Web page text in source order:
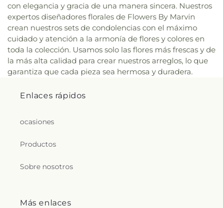
con elegancia y gracia de una manera sincera. Nuestros
expertos diseñadores florales de Flowers By Marvin
crean nuestros sets de condolencias con el máximo
cuidado y atención a la armonía de flores y colores en
toda la colección. Usamos solo las flores más frescas y de
la más alta calidad para crear nuestros arreglos, lo que
garantiza que cada pieza sea hermosa y duradera.
Enlaces rápidos
ocasiones
Productos
Sobre nosotros
Más enlaces